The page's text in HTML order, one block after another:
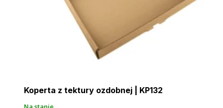
Koperta z tektury ozdobnej | KP132